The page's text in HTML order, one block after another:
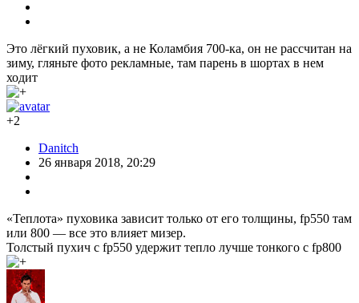
Это лёгкий пуховик, а не Коламбия 700-ка, он не рассчитан на
зиму, гляньте фото рекламные, там парень в шортах в нем
ходит
+2
Danitch
26 января 2018, 20:29
«Теплота» пуховика зависит только от его толщины, fp550 там
или 800 — все это влияет мизер.
Толстый пухич с fp550 удержит тепло лучше тонкого с fp800